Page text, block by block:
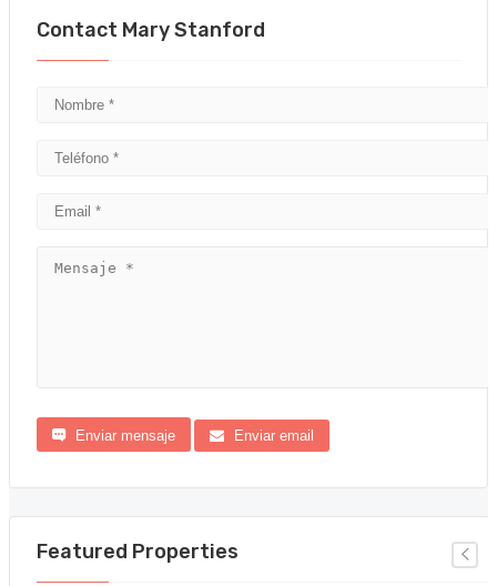
Contact Mary Stanford
Enviar mensaje Enviar email
Featured Properties